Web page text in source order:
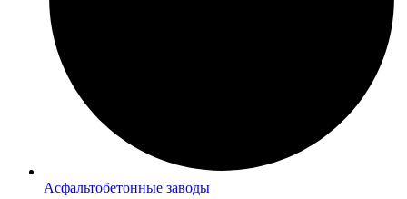
Асфальтобетонные заводы